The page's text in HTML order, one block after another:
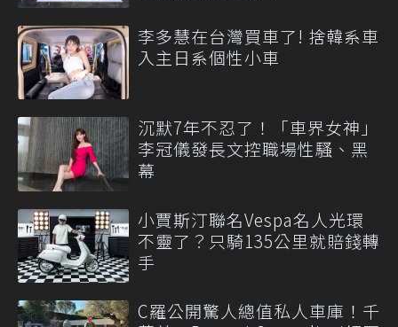
李多慧在台灣買車了! 捨韓系車
入主日系個性小車
沉默7年不忍了！「車界女神」
李冠儀發長文控職場性騷、黑
幕
小賈斯汀聯名Vespa名人光環
不靈了？只騎135公里就賠錢轉
手
C羅公開驚人總值私人車庫！千